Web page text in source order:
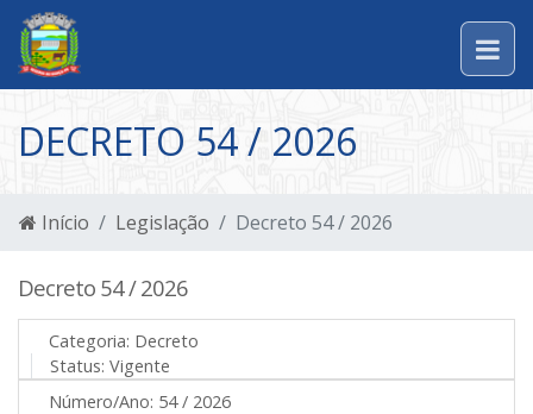
DECRETO 54 / 2026
Início Legislação Decreto 54 / 2026
Decreto 54 / 2026
Categoria: Decreto
Status: Vigente
Número/Ano: 54 / 2026